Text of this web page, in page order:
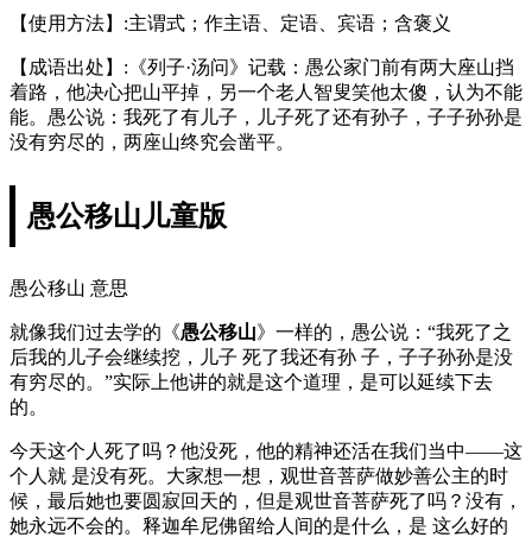
【使用方法】:主谓式；作主语、定语、宾语；含褒义
【成语出处】:《列子·汤问》记载：愚公家门前有两大座山挡
着路，他决心把山平掉，另一个老人智叟笑他太傻，认为不能
能。愚公说：我死了有儿子，儿子死了还有孙子，子子孙孙是
没有穷尽的，两座山终究会凿平。
愚公移山儿童版
愚公移山 意思
就像我们过去学的《愚公移山》一样的，愚公说：“我死了之
后我的儿子会继续挖，儿子 死了我还有孙 子，子子孙孙是没
有穷尽的。”实际上他讲的就是这个道理，是可以延续下去
的。
今天这个人死了吗？他没死，他的精神还活在我们当中——这
个人就 是没有死。大家想一想，观世音菩萨做妙善公主的时
候，最后她也要圆寂回天的，但是观世音菩萨死了吗？没有，
她永远不会的。释迦牟尼佛留给人间的是什么，是 这么好的